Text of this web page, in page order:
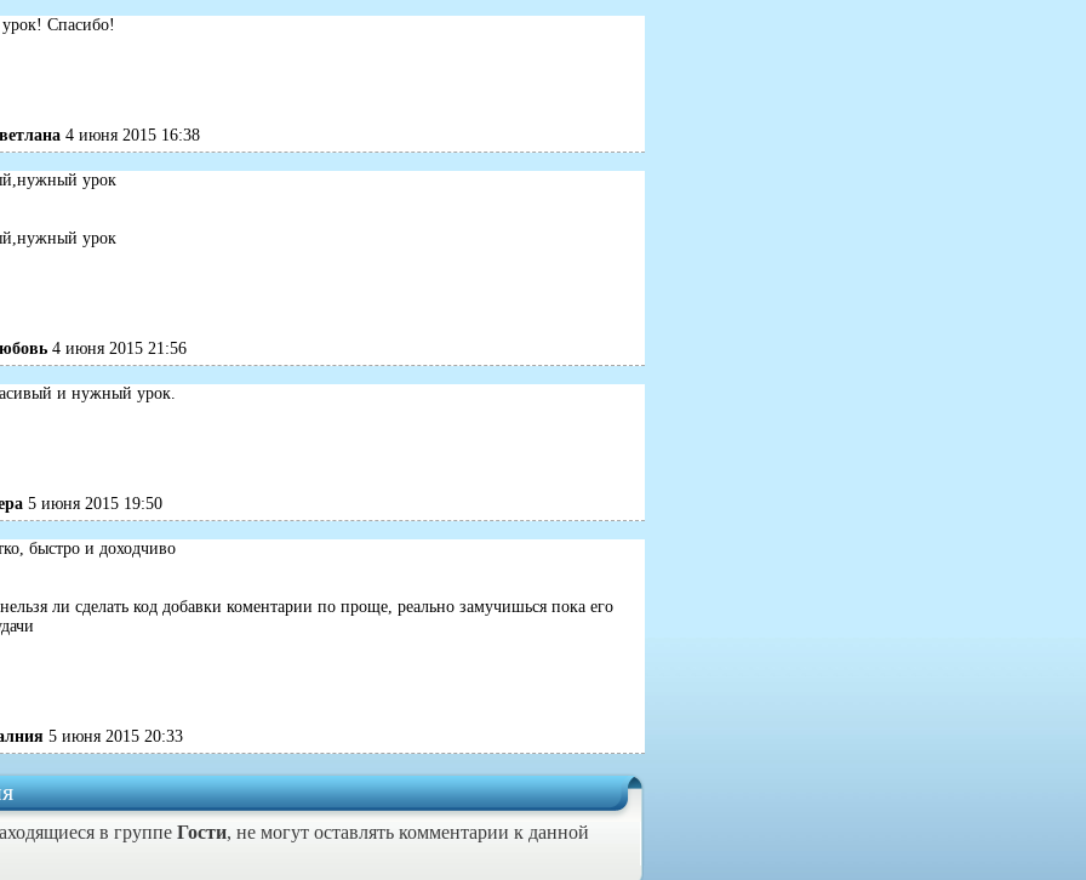
Спасибо!
4 июня 2015 16:38
урок
урок
4 июня 2015 21:56
и нужный урок.
5 июня 2015 19:50
быстро и доходчиво
ли сделать код добавки коментарии по проще, реально замучишься пока его
5 июня 2015 20:33
в группе Гости, не могут оставлять комментарии к данной